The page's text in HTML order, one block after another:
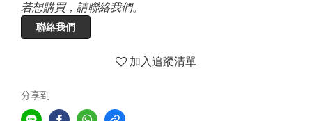
若想購買，請聯絡我們。
聯絡我們
加入追蹤清單
分享到